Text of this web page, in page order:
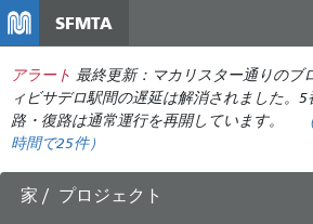
ン
コ
ン
ン
SFMTA
アラート 最終更新：マカリスター通りのブ
ィビサデロ駅間の遅延は解消されました。
路・復路は通常運行を再開しています。
時間で25件）
家 プロジェクト